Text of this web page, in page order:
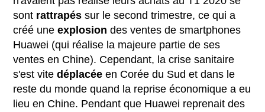
sont rattrapéssur le second trimestre, ce qui a
créé uneexplosion des ventes de smartphones
Huawei (qui réalise la majeure partie de ses
ventes en Chine). Cependant, la crise sanitaire
s'est vitedéplacée en Corée du Sud et dans le
reste du monde quand la reprise économique a eu
lieu en Chine. Pendant que Huawei reprenait des